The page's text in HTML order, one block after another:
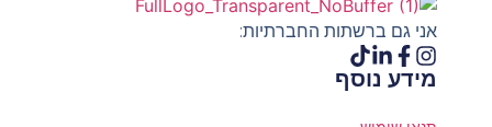
אני גם ברשתות החברתיות:
מידע נוסף